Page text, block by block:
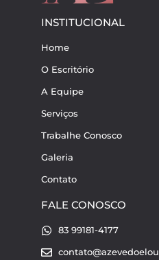
INSTITUCIONAL
Home
O Escritório
A Equipe
Serviços
Trabalhe Conosco
Galeria
Contato
FALE CONOSCO
83 99181-4177